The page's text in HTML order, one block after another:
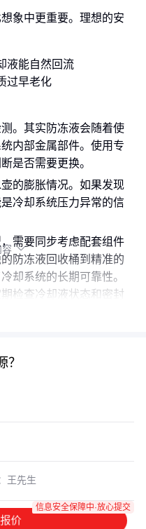
象中更重要。理想的安
液能自然回流
过早老化
。其实防冻液会随着使
内部金属部件。使用专
是否需要更换。
的膨胀情况。如果发现
冷却系统压力异常的信
需要同步考虑配套组件
防冻液回收桶到精准的
却系统的长期可靠性。
检查冷却液状态和密封

？
价
信息安全保障中·放心提交